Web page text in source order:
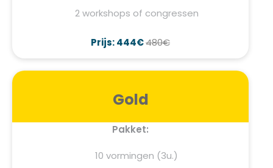
2 workshops of congressen
Prijs: 444€480€
Gold
Pakket:
10 vormingen (3u.)